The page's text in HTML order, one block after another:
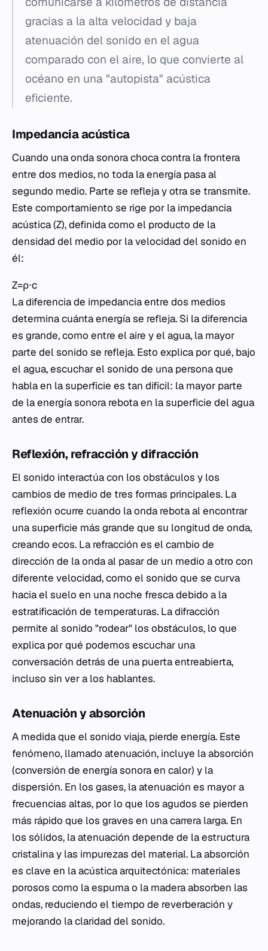
gracias a la alta velocidad y baja
atenuación del sonido en el agua
comparado con el aire, lo que convierte al
océano en una "autopista" acústica
eficiente.
Impedancia acústica
Cuando una onda sonora choca contra la frontera
entre dos medios, no toda la energía pasa al
segundo medio. Parte se refleja y otra se transmite.
Este comportamiento se rige por la impedancia
acústica (Z), definida como el producto de la
densidad del medio por la velocidad del sonido en
él:
Z=ρ⋅c
La diferencia de impedancia entre dos medios
determina cuánta energía se refleja. Si la diferencia
es grande, como entre el aire y el agua, la mayor
parte del sonido se refleja. Esto explica por qué, bajo
el agua, escuchar el sonido de una persona que
habla en la superficie es tan difícil: la mayor parte
de la energía sonora rebota en la superficie del agua
antes de entrar.
Reflexión, refracción y difracción
El sonido interactúa con los obstáculos y los
cambios de medio de tres formas principales. La
reflexión ocurre cuando la onda rebota al encontrar
una superficie más grande que su longitud de onda,
creando ecos. La refracción es el cambio de
dirección de la onda al pasar de un medio a otro con
diferente velocidad, como el sonido que se curva
hacia el suelo en una noche fresca debido a la
estratificación de temperaturas. La difracción
permite al sonido "rodear" los obstáculos, lo que
explica por qué podemos escuchar una
conversación detrás de una puerta entreabierta,
incluso sin ver a los hablantes.
Atenuación y absorción
A medida que el sonido viaja, pierde energía. Este
fenómeno, llamado atenuación, incluye la absorción
(conversión de energía sonora en calor) y la
dispersión. En los gases, la atenuación es mayor a
frecuencias altas, por lo que los agudos se pierden
más rápido que los graves en una carrera larga. En
los sólidos, la atenuación depende de la estructura
cristalina y las impurezas del material. La absorción
es clave en la acústica arquitectónica: materiales
porosos como la espuma o la madera absorben las
ondas, reduciendo el tiempo de reverberación y
mejorando la claridad del sonido.